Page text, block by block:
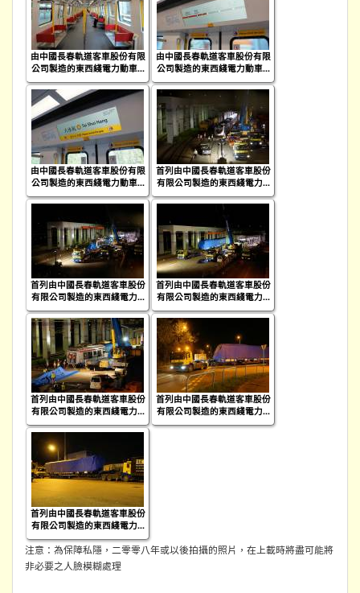
由中國長春軌道客車股份有限
公司製造的東西綫電力動車...
由中國長春軌道客車股份有限
公司製造的東西綫電力動車...
由中國長春軌道客車股份有限
公司製造的東西綫電力動車...
首列由中國長春軌道客車股份
有限公司製造的東西綫電力...
首列由中國長春軌道客車股份
有限公司製造的東西綫電力...
首列由中國長春軌道客車股份
有限公司製造的東西綫電力...
首列由中國長春軌道客車股份
有限公司製造的東西綫電力...
首列由中國長春軌道客車股份
有限公司製造的東西綫電力...
首列由中國長春軌道客車股份
有限公司製造的東西綫電力...
注意：為保障私隱，二零零八年或以後拍攝的照片，在上載時將盡可能將
非必要之人臉模糊處理